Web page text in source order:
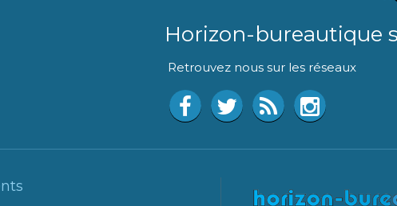
Horizon-bureautique
Retrouvez nous sur les réseaux